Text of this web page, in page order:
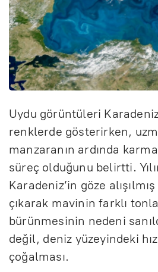
Uydu görüntüleri
renklerde gösterirken,
manzaranın ardında
süreç olduğunu belirtti.
Karadeniz’in göze
çıkarak mavinin farklı
bürünmesinin nedeni
değil, deniz yüzeyindeki
çoğalması.